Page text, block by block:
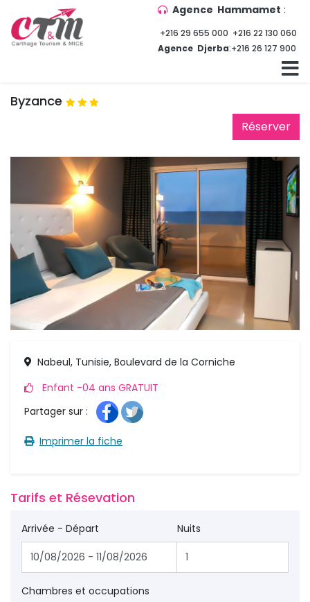
Agence Hammamet :
+216 29 655 000 +216 22 130 060
Agence Djerba:+216 26 127 900
Byzance
Réserver
Nabeul, Tunisie, Boulevard de la Corniche
Enfant -04 ans GRATUIT
Partager sur :
Imprimer la fiche
Tarifs et Résevation
Arrivée - Départ Nuits
Chambres et occupations